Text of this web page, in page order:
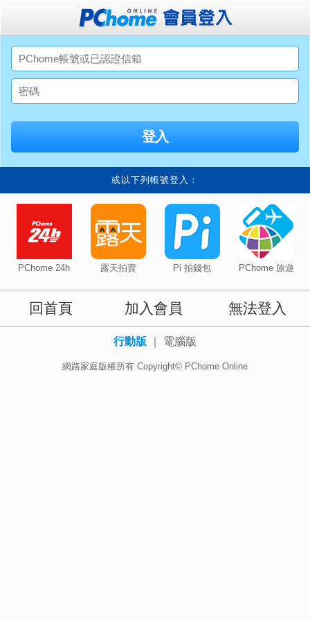
或以下列帳號登入：
PChome 24h 露天拍賣 Pi 拍錢包 PChome 旅遊
回首頁 加入會員 無法登入
行動版 電腦版
網路家庭版權所有 Copyright© PChome Online